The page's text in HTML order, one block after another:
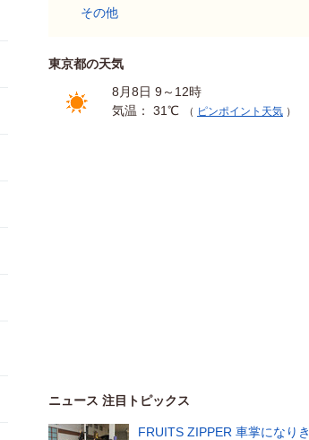
その他
東京都の天気
8月8日 9～12時
気温： 31℃
（ ピンポイント天気 ）
ニュース 注目トピックス
FRUITS ZIPPER 車掌になりき